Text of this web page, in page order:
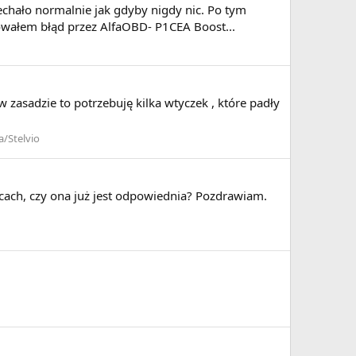
normalnie jak gdyby nigdy nic. Po tym
błąd przez AlfaOBD- P1CEA Boost...
to potrzebuję kilka wtyczek , które padły
Stelvio
czy ona już jest odpowiednia? Pozdrawiam.